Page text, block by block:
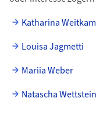
Katharina
Louisa Jagmetti
Mariia Weber
Natascha Wettstein